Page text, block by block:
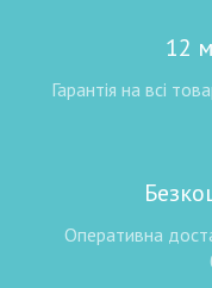
12
Гарантія на всі
Оперативна